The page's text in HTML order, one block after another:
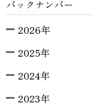
バックナンバー
2026年
2025年
2024年
2023年